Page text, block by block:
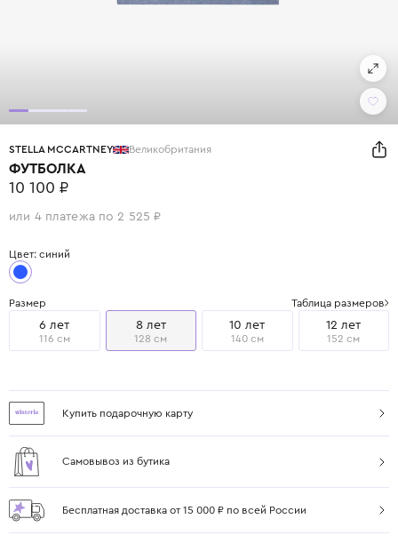
STELLA MCCARTNEY Великобритания
ФУТБОЛКА
10 100 ₽
или 4 платежа по 2 525 ₽
Цвет: синий
Размер Таблица размеров
6 лет
116 см
8 лет
128 см
10 лет
140 см
12 лет
152 см
Купить подарочную карту
Самовывоз из бутика
Бесплатная доставка от 15 000 ₽ по всей России